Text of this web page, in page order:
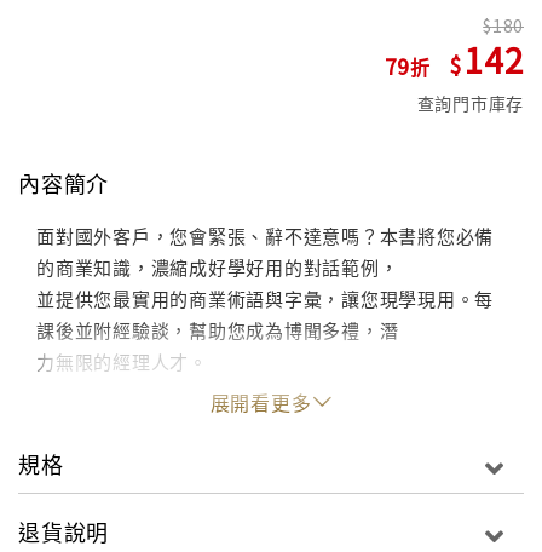
79
180
142
查詢門市庫存
內容簡介
面對國外客戶，您會緊張、辭不達意嗎？本書將您必備
的商業知識，濃縮成好學好用的對話範例，
並提供您最實用的商業術語與字彙，讓您現學現用。每
課後並附經驗談，幫助您成為博聞多禮，潛
力無限的經理人才。
展開看更多
規格
退貨說明